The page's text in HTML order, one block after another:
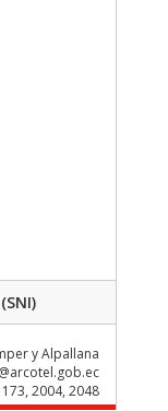
y Alpallana
2004, 2048